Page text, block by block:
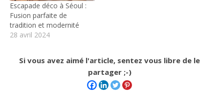
Escapade déco à Séoul :
Fusion parfaite de
tradition et modernité
28 avril 2024
Si vous avez aimé l'article, sentez vous libre de le
partager ;-)